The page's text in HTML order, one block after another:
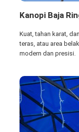
Kanopi Baja
Kuat, tahan karat,
teras, atau area
modern dan presisi.